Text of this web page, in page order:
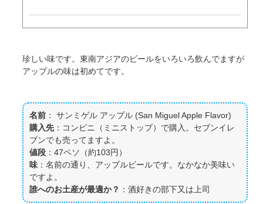
珍しい味です。東南アジアのビールをいろいろ飲んでますが
アップルの味は初めてです。
名前 ： サンミゲル アップル (San Miguel Apple Flavor)
購入先 ：コンビニ（ミニストップ）で購入。セブンイレ
ブンでも売ってますよ。
値段 ：47ペソ（約103円）
味：名前の通り、アップルビールです。なかなか美味い
ですよ。
誰へのお土産が最適か？ ：酒好きの部下又は上司